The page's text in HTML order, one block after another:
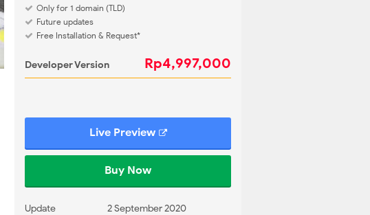
Only for 1 domain (TLD)
Future updates
Free Installation & Request*
Developer Version Rp4,997,000
Live Preview
Buy Now
Update
2 September 2020